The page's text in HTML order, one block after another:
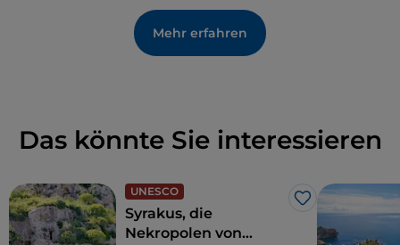
Mehr erfahren
Das könnte Sie interessieren
UNESCO
Like
Syrakus, die
Nekropolen von